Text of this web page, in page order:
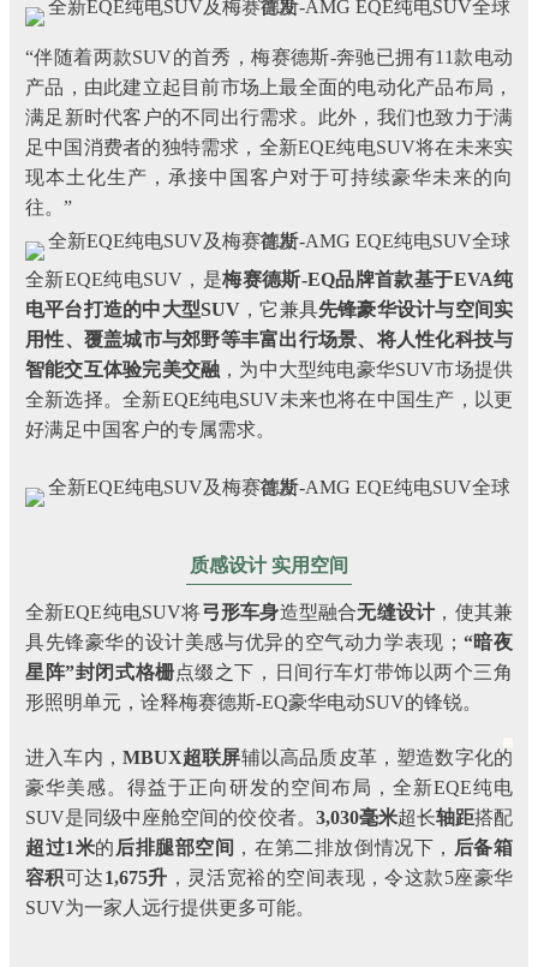
“伴随着两款SUV的首秀，梅赛德斯-奔驰已拥有11款电动
产品，由此建立起目前市场上最全面的电动化产品布局，
满足新时代客户的不同出行需求。此外，我们也致力于满
足中国消费者的独特需求，全新EQE纯电SUV将在未来实
现本土化生产，承接中国客户对于可持续豪华未来的向
往。”
全新EQE纯电SUV，是梅赛德斯-EQ品牌首款基于EVA纯
电平台打造的中大型SUV，它兼具先锋豪华设计与空间实
用性、覆盖城市与郊野等丰富出行场景、将人性化科技与
智能交互体验完美交融 ，为中大型纯电豪华SUV市场提供
全新选择。全新EQE纯电SUV未来也将在中国生产，以更
好满足中国客户的专属需求。
质感设计 实用空间
全新EQE纯电SUV将弓形车身造型融合无缝设计，使其兼
具先锋豪华的设计美感与优异的空气动力学表现； “暗夜
星阵”封闭式格栅点缀之下，日间行车灯带饰以两个三角
形照明单元，诠释梅赛德斯-EQ豪华电动SUV的锋锐。
进入车内， MBUX超联屏辅以高品质皮革，塑造数字化的
豪华美感。得益于正向研发的空间布局，全新EQE纯电
SUV是同级中座舱空间的佼佼者。 3,030毫米超长轴距搭配
超过1米的 后排腿部空间 ，在第二排放倒情况下， 后备箱
容积可达1,675升 ，灵活宽裕的空间表现，令这款5座豪华
SUV为一家人远行提供更多可能。